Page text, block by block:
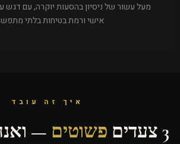
מעל עשור של ניסיון בהסעות יוקרה, עם דגש
אישי ורמת בטיחות בלתי
איך זה עובד
3 צעדים פשוטים —